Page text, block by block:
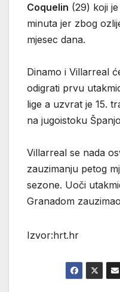
Coquelin (29) koji
minuta jer zbog
mjesec dana.
Dinamo i Villarreal
odigrati prvu
lige a uzvrat je 15.
na jugoistoku
Villarreal se nada
zauzimanju petog
sezone. Uoči
Granadom
Izvor:hrt.hr